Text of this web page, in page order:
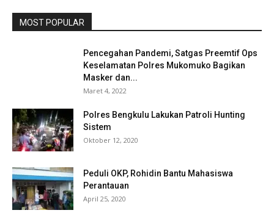
MOST POPULAR
Pencegahan Pandemi, Satgas Preemtif Ops
Keselamatan Polres Mukomuko Bagikan
Masker dan...
Maret 4, 2022
Polres Bengkulu Lakukan Patroli Hunting
Sistem
Oktober 12, 2020
Peduli OKP, Rohidin Bantu Mahasiswa
Perantauan
April 25, 2020